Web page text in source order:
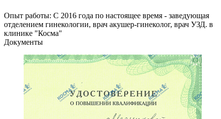
Опыт работы: С 2016 года по настоящее время - заведующая
отделением гинекологии, врач акушер-гинеколог, врач УЗД. в
клинике "Косма"
Документы